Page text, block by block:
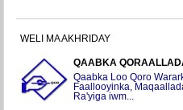
WELI MA AKHRIDAY
QAABKA
Qaabka Loo Qoro
Faallooyinka,
Ra'yiga iwm...